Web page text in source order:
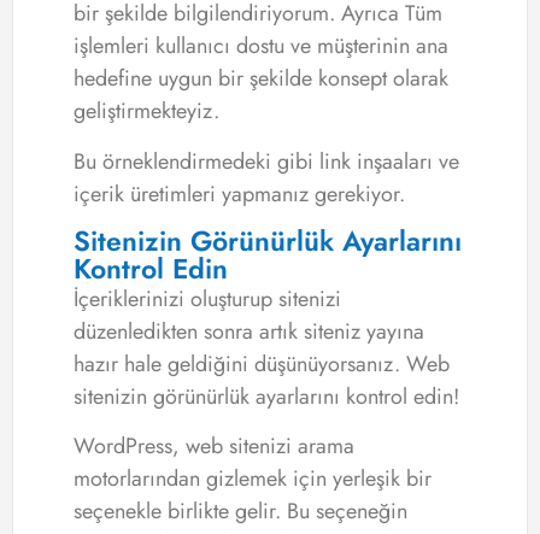
bir şekilde bilgilendiriyorum. Ayrıca Tüm
işlemleri kullanıcı dostu ve müşterinin ana
hedefine uygun bir şekilde konsept olarak
geliştirmekteyiz.
Bu örneklendirmedeki gibi link inşaaları ve
içerik üretimleri yapmanız gerekiyor.
Sitenizin Görünürlük Ayarlarını
Kontrol Edin
İçeriklerinizi oluşturup sitenizi
düzenledikten sonra artık siteniz yayına
hazır hale geldiğini düşünüyorsanız. Web
sitenizin görünürlük ayarlarını kontrol edin!
WordPress, web sitenizi arama
motorlarından gizlemek için yerleşik bir
seçenekle birlikte gelir. Bu seçeneğin